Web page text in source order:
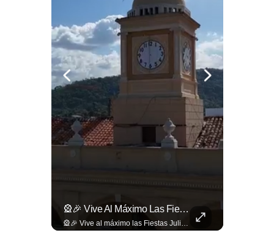
🎡🎉 Vive Al Máximo Las Fiestas Julias En Santa Ana: Tradición, Gastronomía, Juegos Mecánicos Y Un Ambiente Lleno De Color Convierten A La Ciudad Heroica...